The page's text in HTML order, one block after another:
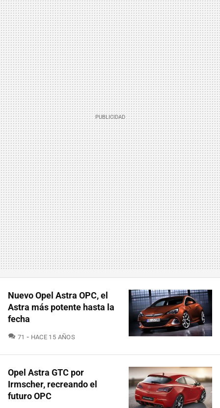
Nuevo Opel Astra OPC, el
Astra más potente hasta la
fecha
71 COMENTARIOS
HACE 15 AÑOS
Opel Astra GTC por
Irmscher, recreando el
futuro OPC